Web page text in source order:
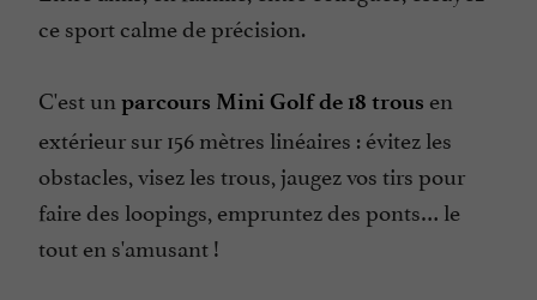
ce sport calme de précision.
C'est un parcours Mini Golf de 18 trous en
extérieur sur 156 mètres linéaires : évitez les
obstacles, visez les trous, jaugez vos tirs pour
faire des loopings, empruntez des ponts… le
tout en s'amusant !